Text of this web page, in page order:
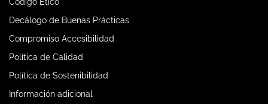
Decálogo de Buenas Prácticas
Compromiso Accesibilidad
Política de Calidad
Política de Sostenibilidad
Información adicional